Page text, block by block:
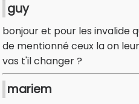
guy
bonjour et pour les invalide
de mentionné ceux la on
vas t'il changer ?
mariem